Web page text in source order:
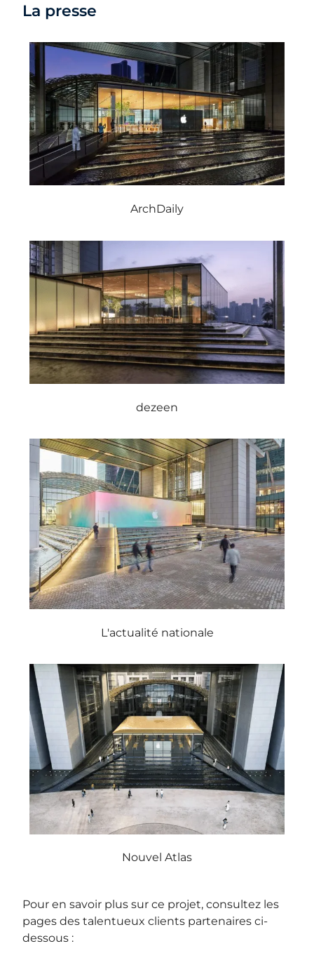
La presse
ArchDaily
dezeen
L'actualité nationale
Nouvel Atlas
Pour en savoir plus sur ce projet, consultez les
pages des talentueux clients partenaires ci-
dessous :